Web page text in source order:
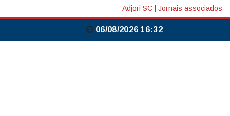
Adjori SC Jornais associados
06/08/2026 16:32